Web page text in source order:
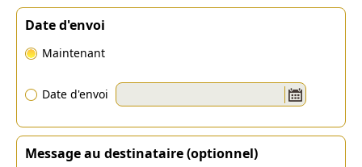
Date d'envoi
Maintenant
Date d'envoi
Message au destinataire (optionnel)